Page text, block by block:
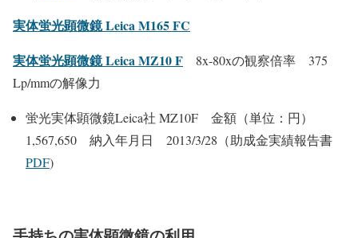
実体蛍光顕微鏡 Leica M165 FC
実体蛍光顕微鏡 Leica MZ10 F
8x-80xの観察倍率 375
Lp/mmの解像力
蛍光実体顕微鏡Leica社 MZ10F 金額（単位：円）
1,567,650 納入年月日 2013/3/28（助成金実績報告書
PDF)